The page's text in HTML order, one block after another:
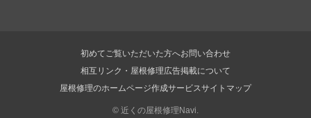
初めてご覧いただいた方へお問い合わせ
相互リンク・屋根修理広告掲載について
屋根修理のホームページ作成サービスサイトマップ
© 近くの屋根修理Navi.